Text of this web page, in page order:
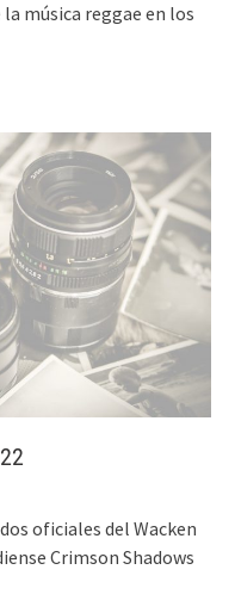
música reggae en los
oficiales del Wacken
Crimson Shadows